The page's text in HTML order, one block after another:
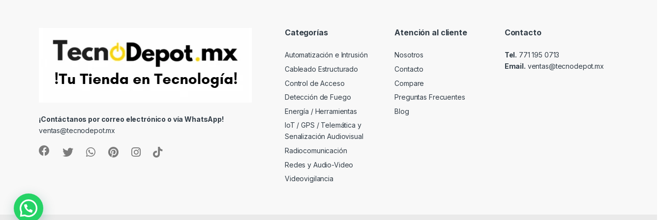
¡Contáctanos por correo electrónico o vía WhatsApp!
ventas@tecnodepot.mx
Categorías
Automatización e Intrusión
Cableado Estructurado
Control de Acceso
Detección de Fuego
Energía / Herramientas
IoT / GPS / Telemática y
Senalización Audiovisual
Radiocomunicación
Redes y Audio-Video
Videovigilancia
Atención al cliente
Nosotros
Contacto
Compare
Preguntas Frecuentes
Blog
Contacto
Tel. 771 195 0713
Email. ventas@tecnodepot.mx